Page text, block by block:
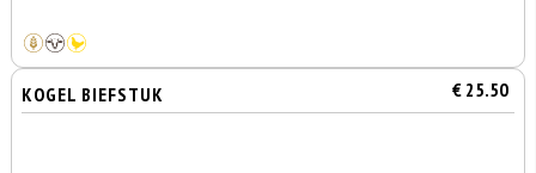
KOGEL BIEFSTUK € 25.50